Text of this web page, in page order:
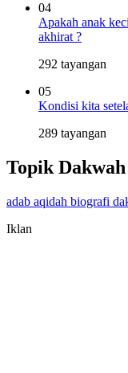
04
Apakah anak
akhirat ?
292 tayangan
05
Kondisi kita
289 tayangan
Topik Dakwah
adab aqidah biografi
Iklan